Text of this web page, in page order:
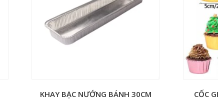
KHAY BẠC NƯỚNG BÁNH 30CM
CỐC